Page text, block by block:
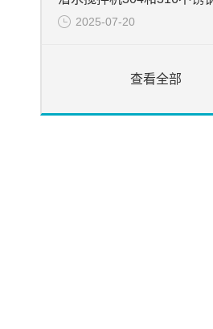
2025-07-20
查看全部